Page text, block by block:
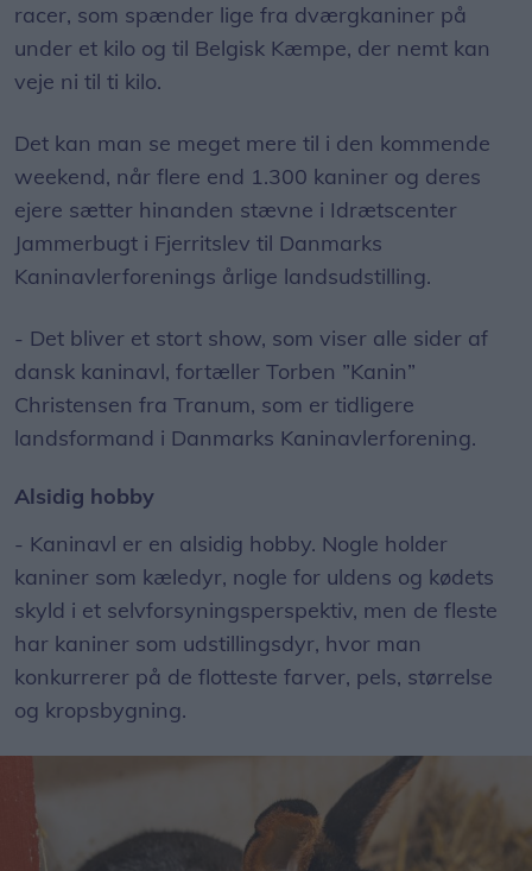
racer, som spænder lige fra dværgkaniner på
under et kilo og til Belgisk Kæmpe, der nemt kan
veje ni til ti kilo.
Det kan man se meget mere til i den kommende
weekend, når flere end 1.300 kaniner og deres
ejere sætter hinanden stævne i Idrætscenter
Jammerbugt i Fjerritslev til Danmarks
Kaninavlerforenings årlige landsudstilling.
- Det bliver et stort show, som viser alle sider af
dansk kaninavl, fortæller Torben ”Kanin”
Christensen fra Tranum, som er tidligere
landsformand i Danmarks Kaninavlerforening.
Alsidig hobby
- Kaninavl er en alsidig hobby. Nogle holder
kaniner som kæledyr, nogle for uldens og kødets
skyld i et selvforsyningsperspektiv, men de fleste
har kaniner som udstillingsdyr, hvor man
konkurrerer på de flotteste farver, pels, størrelse
og kropsbygning.